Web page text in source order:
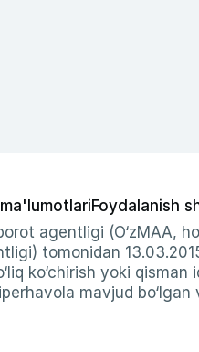
Foydalanish
agentligi (O‘zMAA,
tomonidan
ko‘chirish yoki
mavjud